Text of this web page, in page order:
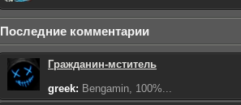
Последние комментарии
Гражданин-мститель
greek: Bengamin, 100%...